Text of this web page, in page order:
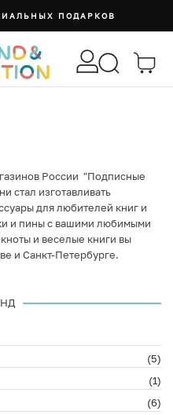
ПОДАРКОВ
России "Подписные
стал изготавливать
для любителей книг и
и пины с вашими любимыми
и веселые книги вы
и Санкт-Петербурге.
(5)
(1)
(6)